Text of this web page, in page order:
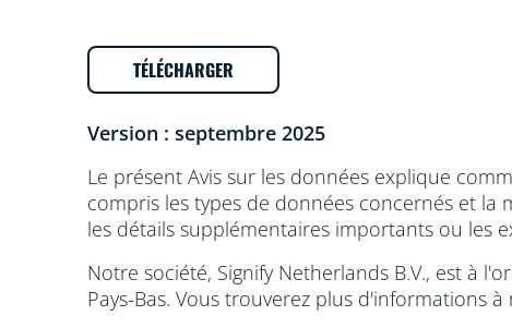
TÉLÉCHARGER
Version : septembre 2025
Le présent Avis sur les données explique
compris les types de données concernés et
les détails supplémentaires importants ou les
Notre société, Signify Netherlands B.V., est à
Pays-Bas. Vous trouverez plus d'informations